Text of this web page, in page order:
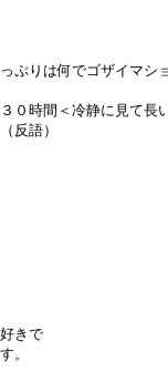
ぷりは何でゴザイマシ
０時間＜冷静に見て
反語）
きで
。